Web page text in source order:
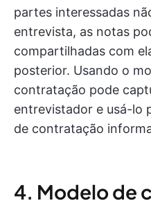
partes interessadas
entrevista, as notas
compartilhadas com
posterior. Usando o
contratação pode
entrevistador e usá-lo
de contratação
4. Modelo de